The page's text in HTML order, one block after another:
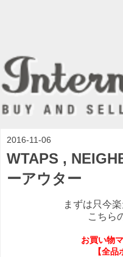
2016-11-06
WTAPS ,
ーアウター
まずは只今
こちら
お買い物
【全品